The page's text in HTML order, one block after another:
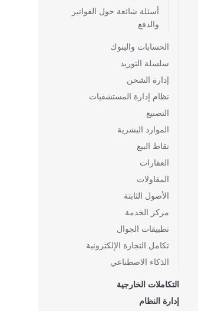
أسئلة شائعة حول الفواتير
والدفع
الحسابات والبنوك
سلسلة التوريد
إدارة الشحن
نظام إدارة المستشفيات
التصنيع
الموارد البشرية
نقاط البيع
العقارات
المقاولات
الأصول الثابتة
مركز الخدمة
تطبيقات الجوال
تكامل التجارة الإلكترونية
الذكاء الاصطناعي
التكاملات الخارجية
إدارة النظام